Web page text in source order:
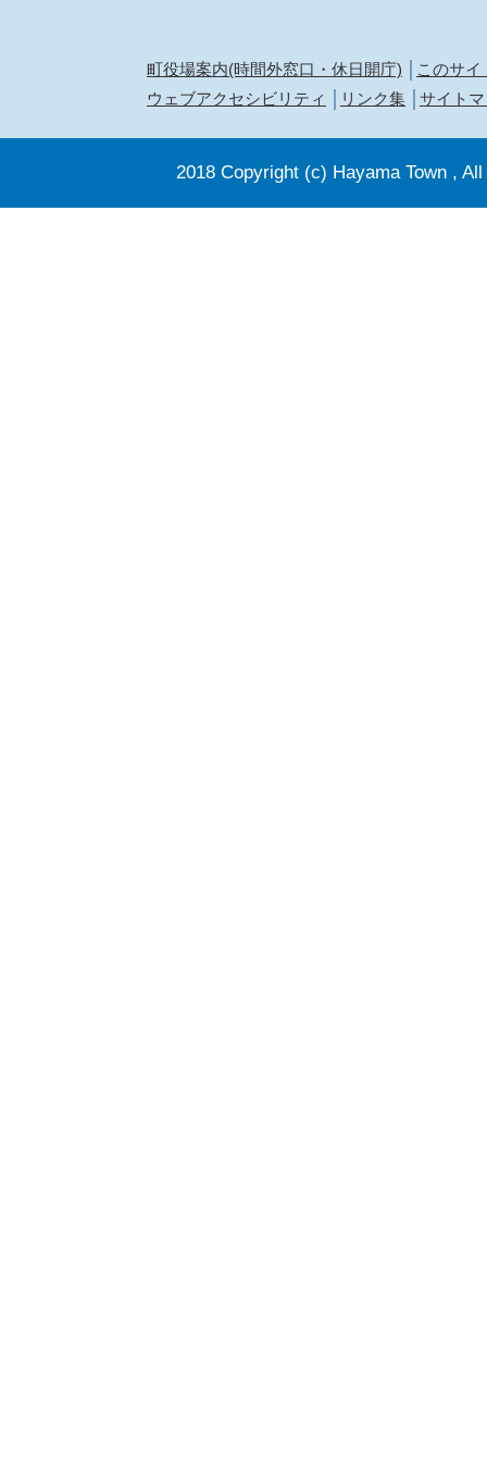
町役場案内(時間外窓口・休日開庁)
このサイ
ウェブアクセシビリティ
リンク集 サイト
2018 Copyright (c) Hayama Town ,